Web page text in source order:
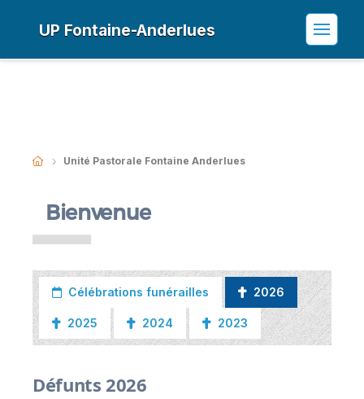
UP Fontaine-Anderlues
Unité Pastorale Fontaine Anderlues
Bienvenue
Célébrations funérailles 2026
2025 2024 2023
Défunts 2026